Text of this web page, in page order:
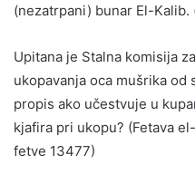
(nezatrpani) bunar El-
Upitana je Stalna komisija
ukopavanja oca mušrika od
propis ako učestvuje u
kjafira pri ukopu? (Fetava
fetve 13477)